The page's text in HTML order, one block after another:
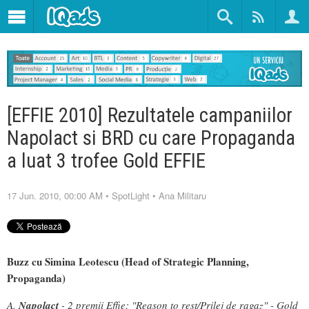
[EFFIE 2010] Rezultatele campaniilor
Napolact si BRD cu care Propaganda
a luat 3 trofee Gold EFFIE
17 Jun. 2010, 00:00 AM • SpotLight • Ana Militaru
Buzz cu Simina Leotescu (Head of Strategic Planning,
Propaganda)
A. Napolact- 2 premii Effie: "Reason to rest/Prilej de ragaz" - Gold